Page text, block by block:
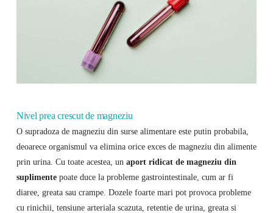
Nivel prea crescut de magneziu
O supradoza de magneziu din surse alimentare este putin probabila,
deoarece organismul va elimina orice exces de magneziu din alimente
prin urina. Cu toate acestea, un aport ridicat de magneziu din
suplimentepoate duce la probleme gastrointestinale, cum ar fi
diaree, greata sau crampe. Dozele foarte mari pot provoca probleme
cu rinichii, tensiune arteriala scazuta, retentie de urina, greata si